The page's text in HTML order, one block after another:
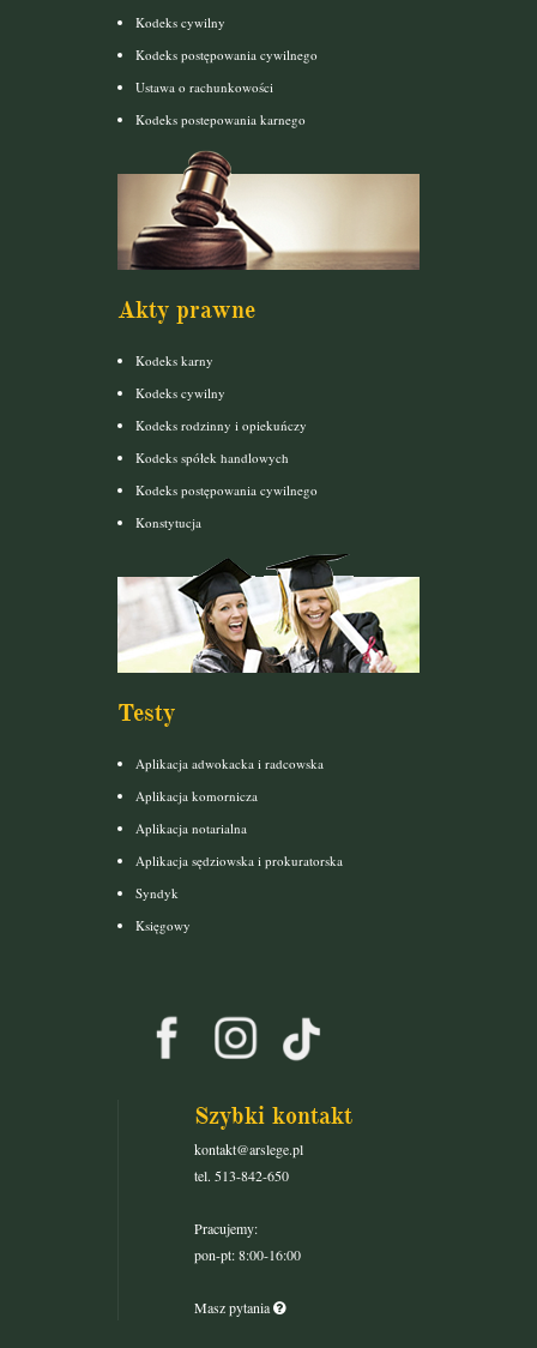
Kodeks cywilny
Kodeks postępowania cywilnego
Ustawa o rachunkowości
Kodeks postepowania karnego
Akty prawne
Kodeks karny
Kodeks cywilny
Kodeks rodzinny i opiekuńczy
Kodeks spółek handlowych
Kodeks postępowania cywilnego
Konstytucja
Testy
Aplikacja adwokacka i radcowska
Aplikacja komornicza
Aplikacja notarialna
Aplikacja sędziowska i prokuratorska
Syndyk
Księgowy
Szybki kontakt
kontakt@arslege.pl
tel. 513-842-650
Pracujemy:
pon-pt: 8:00-16:00
Masz pytania